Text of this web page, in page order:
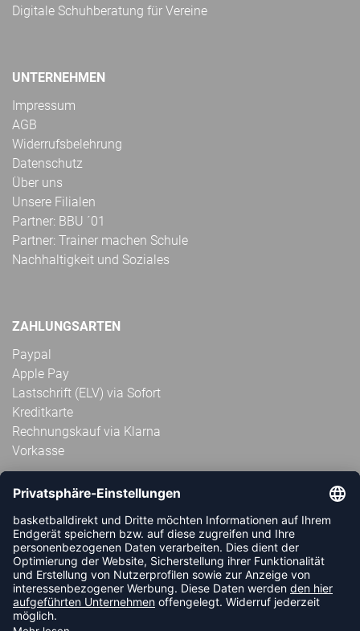
Digitale Schuhberatung für Vereine
UNTERNEHMEN
Impressum
AGB
Widerrufsbelehrung
Datenschutz
Über uns
Unsere Filialen
Partner: BBU ´01
Partner: Trainer machen Schule
Nachhaltigkeit und Soziales
ZAHLUNGSARTEN
Paypal
Apple Pay
Lastschrift (ELV) via Sofort
Kreditkarte
Rechnungskauf via Klarna
Vorkasse
ABONNIERE JETZT DEN KOSTENLOSEN
HANDBALLDIREKT-NEWSLETTER UND VERPASSE KEINE
NEUIGKEIT ODER AKTION MEHR.
JETZT ANMELDEN